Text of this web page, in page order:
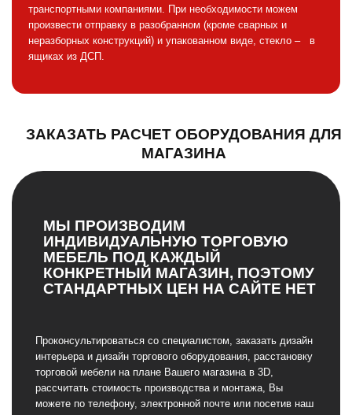
транспортными компаниями. При необходимости можем
произвести отправку в разобранном (кроме сварных и
неразборных конструкций) и упакованном виде, стекло – в
ящиках из ДСП.
ЗАКАЗАТЬ РАСЧЕТ ОБОРУДОВАНИЯ ДЛЯ
МАГАЗИНА
МЫ ПРОИЗВОДИМ
ИНДИВИДУАЛЬНУЮ ТОРГОВУЮ
МЕБЕЛЬ ПОД КАЖДЫЙ
КОНКРЕТНЫЙ МАГАЗИН, ПОЭТОМУ
СТАНДАРТНЫХ ЦЕН НА САЙТЕ НЕТ
Проконсультироваться со специалистом, заказать дизайн
интерьера и дизайн торгового оборудования, расстановку
торговой мебели на плане Вашего магазина в 3D,
рассчитать стоимость производства и монтажа, Вы
можете по телефону, электронной почте или посетив наш